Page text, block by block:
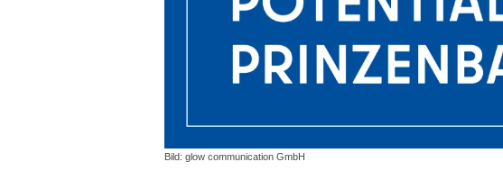
Bild: glow communication GmbH